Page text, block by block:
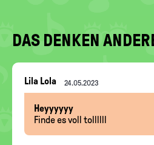
DAS DENKEN
Nachrichten-
Thread
Lila Lola 24.05.2023
Heyyyyyy
Finde es voll tollllll